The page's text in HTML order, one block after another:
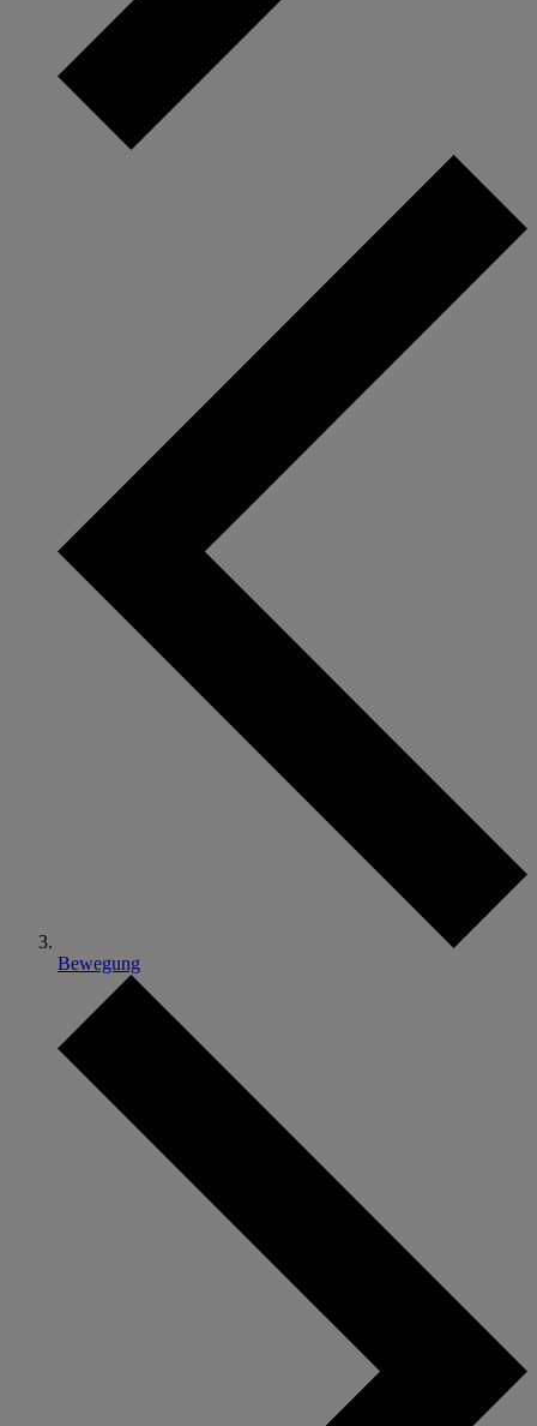
Bewegung